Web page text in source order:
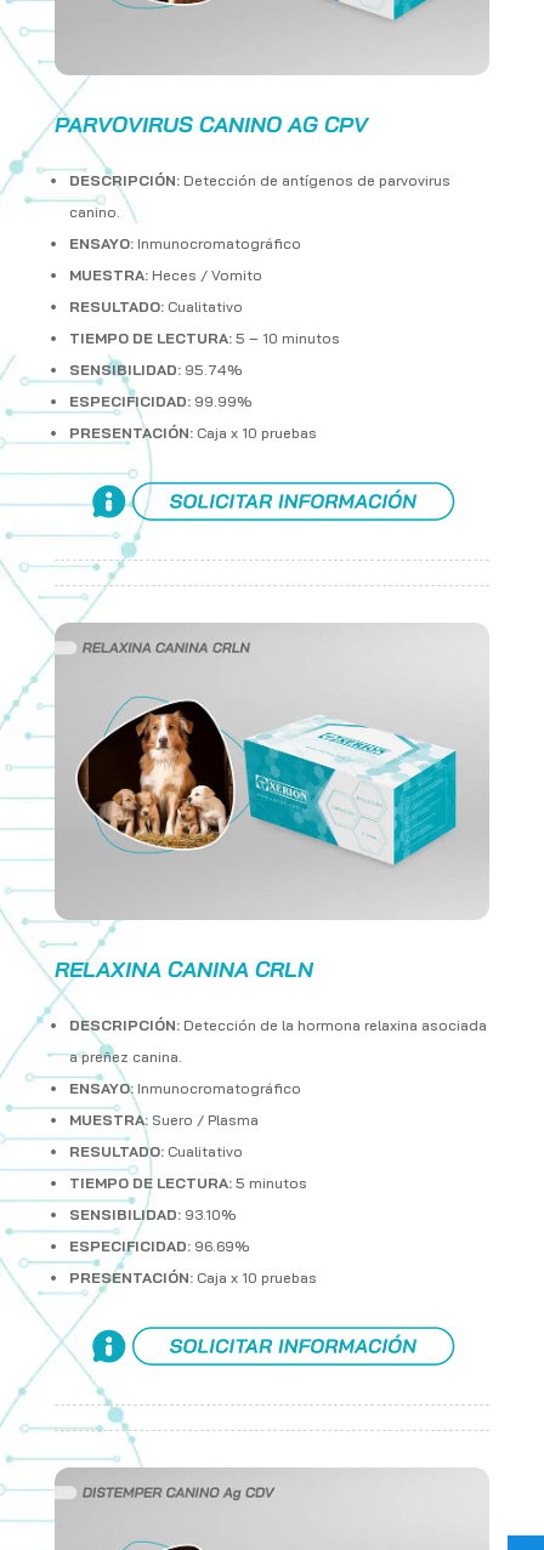
PARVOVIRUS CANINO AG CPV
DESCRIPCIÓN: Detección de antígenos de parvovirus
canino.
ENSAYO: Inmunocromatográfico
MUESTRA: Heces / Vomito
RESULTADO: Cualitativo
TIEMPO DE LECTURA: 5 – 10 minutos
SENSIBILIDAD: 95.74%
ESPECIFICIDAD: 99.99%
PRESENTACIÓN: Caja x 10 pruebas
RELAXINA CANINA CRLN
DESCRIPCIÓN: Detección de la hormona relaxina asociada
a preñez canina.
ENSAYO: Inmunocromatográfico
MUESTRA: Suero / Plasma
RESULTADO: Cualitativo
TIEMPO DE LECTURA: 5 minutos
SENSIBILIDAD: 93.10%
ESPECIFICIDAD: 96.69%
PRESENTACIÓN: Caja x 10 pruebas